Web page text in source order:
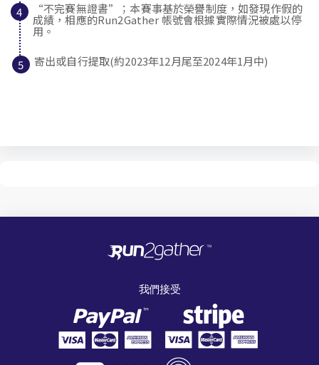
“不完賽無證書” ；本賽事基於榮譽制度，如發現作假的
成績，相應的Run2Gather 帳號會根據實際情況被處以停
用。
寄出或自行提取(約2023年12月尾至2024年1月中)
我們接受